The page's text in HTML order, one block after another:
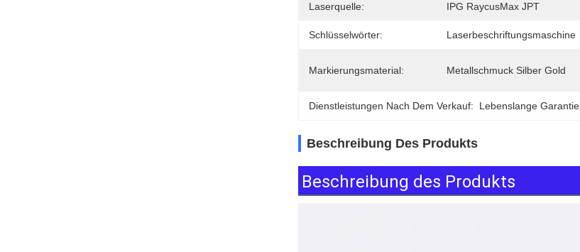
Laserquelle: IPG RaycusMax JPT
Schlüsselwörter: Laserbeschriftungsmaschine
Markierungsmaterial: Metallschmuck Silber Gold
Dienstleistungen Nach Dem Verkauf: Lebenslange Garantie
Beschreibung Des Produkts
Beschreibung des Produkts